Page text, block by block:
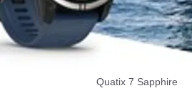
Quatix 7 Sapphire